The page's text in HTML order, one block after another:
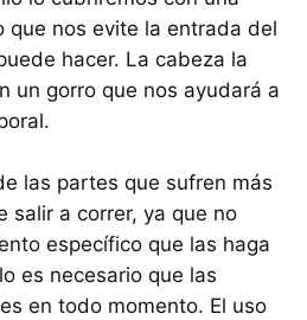
que nos evite la entrada del
hacer. La cabeza la
un gorro que nos ayudará a
las partes que sufren más
salir a correr, ya que no
específico que las haga
es necesario que las
en todo momento. El uso